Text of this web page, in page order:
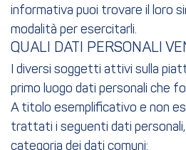
informativa puoi trovare il loro
modalità per esercitarli.
QUALI DATI PERSONALI
I diversi soggetti attivi sulla
primo luogo dati personali che
A titolo esemplificativo e non
trattati i seguenti dati
categoria dei dati comuni: